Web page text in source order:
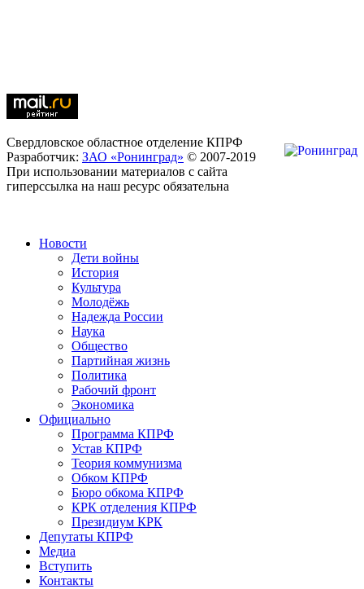
Свердловское областное отделение КПРФ
Разработчик: ЗАО «Ронинград» © 2007-2019
При использовании материалов с сайта
гиперссылка на наш ресурс обязательна
Новости
Дети войны
История
Культура
Молодёжь
Надежда России
Наука
Общество
Партийная жизнь
Политика
Рабочий фронт
Экономика
Официально
Программа КПРФ
Устав КПРФ
Теория коммунизма
Обком КПРФ
Бюро обкома КПРФ
КРК отделения КПРФ
Президиум КРК
Депутаты КПРФ
Медиа
Вступить
Контакты